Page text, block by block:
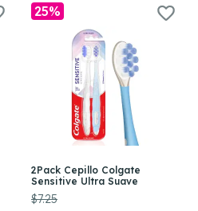
25%
2Pack Cepillo Colgate
Sensitive Ultra Suave
$7.25